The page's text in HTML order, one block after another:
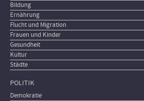
Bildung
Ernährung
Flucht und Migration
Frauen und Kinder
Gesundheit
Kultur
Städte
POLITIK
Demokratie